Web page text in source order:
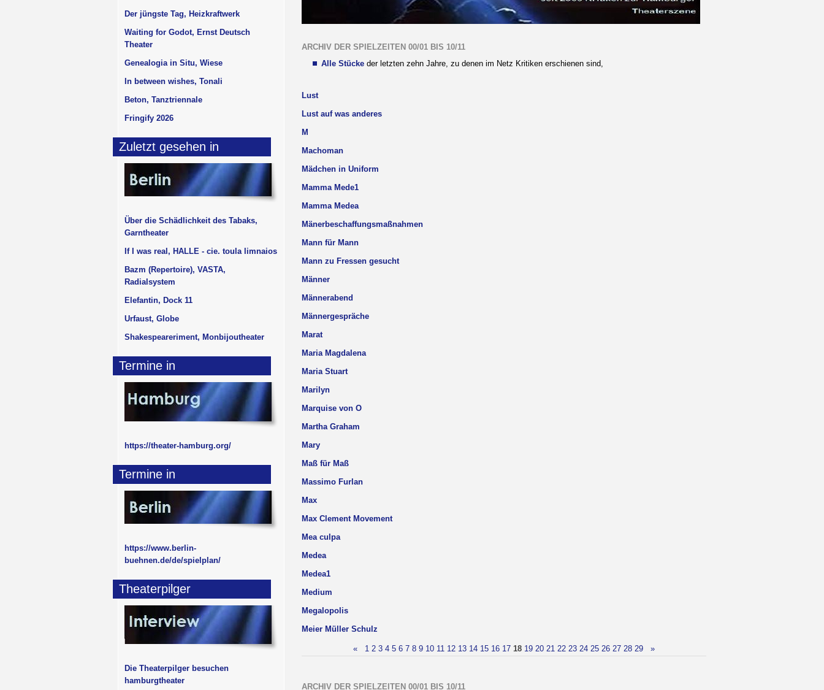
ARCHIV DER SPIELZEITEN 00/01 BIS 10/11
Alle Stücke der letzten zehn Jahre, zu denen im Netz Kritiken erschienen sind,
Lust
Lust auf was anderes
M
Machoman
Mädchen in Uniform
Mamma Mede1
Mamma Medea
Mänerbeschaffungsmaßnahmen
Mann für Mann
Mann zu Fressen gesucht
Männer
Männerabend
Männergespräche
Marat
Maria Magdalena
Maria Stuart
Marilyn
Marquise von O
Martha Graham
Mary
Maß für Maß
Massimo Furlan
Max
Max Clement Movement
Mea culpa
Medea
Medea1
Medium
Megalopolis
Meier Müller Schulz
« 1 2 3 4 5 6 7 8 9 10 11 12 13 14 15 16 17 18 19 20 21 22 23 24 25 26 27 28 29 »
ARCHIV DER SPIELZEITEN 00/01 BIS 10/11
Der jüngste Tag, Heizkraftwerk
Waiting for Godot, Ernst Deutsch
Theater
Genealogia in Situ, Wiese
In between wishes, Tonali
Beton, Tanztriennale
Fringify 2026
Zuletzt gesehen in
Über die Schädlichkeit des Tabaks,
Garntheater
If I was real, HALLE - cie. toula limnaios
Bazm (Repertoire), VASTA,
Radialsystem
Elefantin, Dock 11
Urfaust, Globe
Shakespeareriment, Monbijoutheater
Termine in
https://theater-hamburg.org/
Termine in
https://www.berlin-
buehnen.de/de/spielplan/
Theaterpilger
Die Theaterpilger besuchen
hamburgtheater